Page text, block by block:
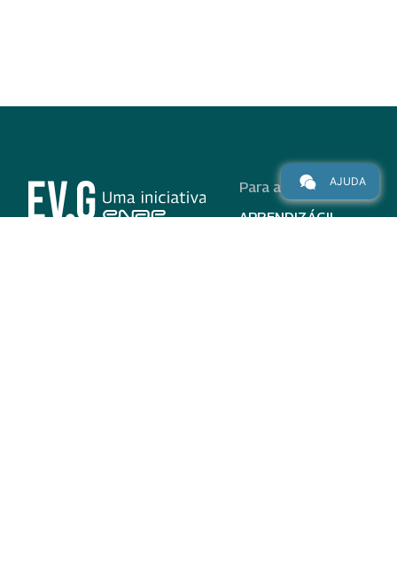
Para alunos
APRENDIZÁGIL
AJUDA